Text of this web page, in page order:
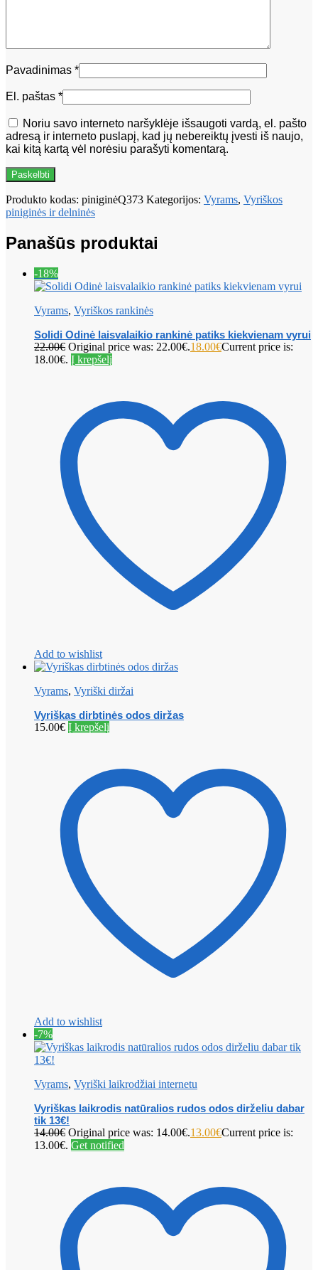
Pavadinimas *
El. paštas *
Noriu savo interneto naršyklėje išsaugoti vardą, el. pašto
adresą ir interneto puslapį, kad jų nebereiktų įvesti iš naujo,
kai kitą kartą vėl norėsiu parašyti komentarą.
Produkto kodas: piniginėQ373 Kategorijos: Vyrams, Vyriškos
piniginės ir delninės
Panašūs produktai
-18%
Vyrams, Vyriškos rankinės
Solidi Odinė laisvalaikio rankinė patiks kiekvienam vyrui
22.00€ Original price was: 22.00€.18.00€Current price is:
18.00€. Į krepšelį
Add to wishlist
Vyrams, Vyriški diržai
Vyriškas dirbtinės odos diržas
15.00€ Į krepšelį
Add to wishlist
-7%
Vyrams, Vyriški laikrodžiai internetu
Vyriškas laikrodis natūralios rudos odos dirželiu dabar
tik 13€!
14.00€ Original price was: 14.00€.13.00€Current price is:
13.00€. Get notified